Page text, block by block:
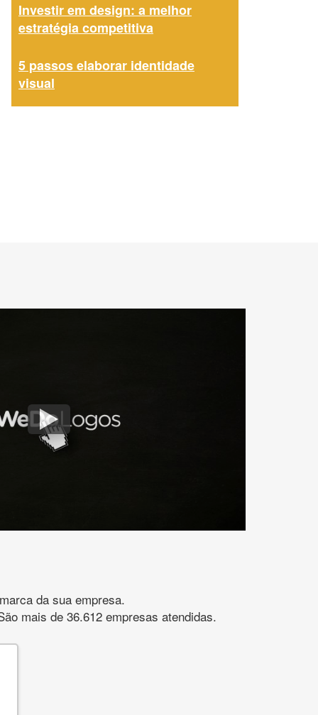
Investir em design: a melhor
estratégia competitiva
5 passos elaborar identidade
visual
da sua empresa.
mais de 36.612 empresas atendidas.